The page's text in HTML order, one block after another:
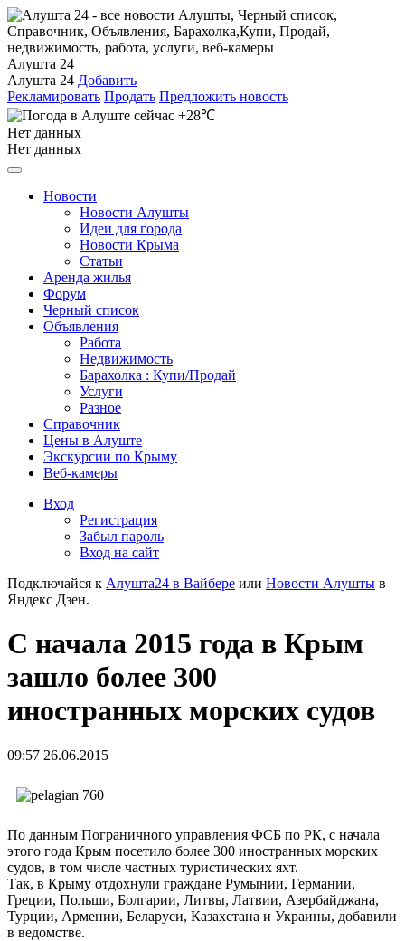
Алушта 24
Алушта 24 Добавить
Рекламировать Продать Предложить новость
+28℃
Нет данных
Нет данных
Новости
Новости Алушты
Идеи для города
Новости Крыма
Статьи
Аренда жилья
Форум
Черный список
Объявления
Работа
Недвижимость
Барахолка : Купи/Продай
Услуги
Разное
Справочник
Цены в Алуште
Экскурсии по Крыму
Веб-камеры
Вход
Регистрация
Забыл пароль
Вход на сайт
Подключайся к Алушта24 в Вайбере или Новости Алушты в
Яндекс Дзен.
С начала 2015 года в Крым
зашло более 300
иностранных морских судов
09:57 26.06.2015
По данным Пограничного управления ФСБ по РК, с начала
этого года Крым посетило более 300 иностранных морских
судов, в том числе частных туристических яхт.
Так, в Крыму отдохнули граждане Румынии, Германии,
Греции, Польши, Болгарии, Литвы, Латвии, Азербайджана,
Турции, Армении, Беларуси, Казахстана и Украины, добавили
в ведомстве.